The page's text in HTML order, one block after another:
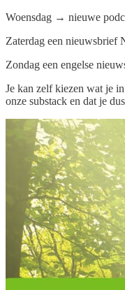
Woensdag → nieuwe
Zaterdag een nieuwsbrief
Zondag een engelse
Je kan zelf kiezen wat je
onze substack en dat je